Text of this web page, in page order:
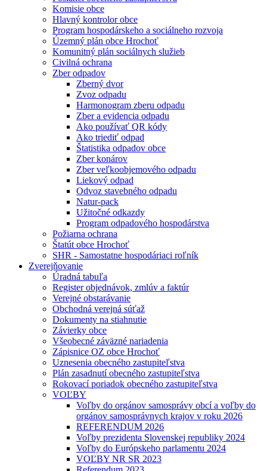
Komisie obce
Hlavný kontrolor obce
Program hospodárskeho a sociálneho rozvoja
Územný plán obce Hrochoť
Komunitný plán sociálnych služieb
Civilná ochrana
Zber odpadov
Zberný dvor
Zvoz odpadu
Harmonogram zberu odpadu
Zber a evidencia odpadu
Ako používať QR kódy
Ako triediť odpad
Štatistika odpadov obce
Zber konárov
Zber veľkoobjemového odpadu
Liekový odpad
Odvoz stavebného odpadu
Natur-pack
Užitočné odkazdy
Program odpadového hospodárstva
Požiarna ochrana
Štatút obce Hrochoť
SHR - Samostatne hospodáriaci roľník
Zverejňovanie
Úradná tabuľa
Register objednávok, zmlúv a faktúr
Verejné obstarávanie
Obchodná verejná súťaž
Dokumenty na stiahnutie
Závierky obce
Všeobecné záväzné nariadenia
Zápisnice OZ obce Hrochoť
Uznesenia obecného zastupiteľstva
Plán zasadnutí obecného zastupiteľstva
Rokovací poriadok obecného zastupiteľstva
VOĽBY
Voľby do orgánov samosprávy obcí a voľby do
orgánov samosprávnych krajov v roku 2026
REFERENDUM 2026
Voľby prezidenta Slovenskej republiky 2024
Voľby do Európskeho parlamentu 2024
VOĽBY NR SR 2023